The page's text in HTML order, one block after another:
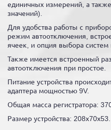
единичных измерений, а
значений).
Для удобства работы с
режим автоотключения,
ячеек, и опция выбора систем
Также имеется встроенный
автоотключения при простое.
Питание устройства
адаптера мощностью 9V.
Общая масса регистратора:
Размер устройства: 208х70х53.